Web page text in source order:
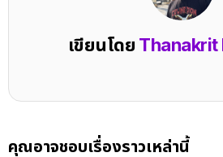
เขียนโดย Thanakrit
คุณอาจชอบเรื่องราวเหล่านี้